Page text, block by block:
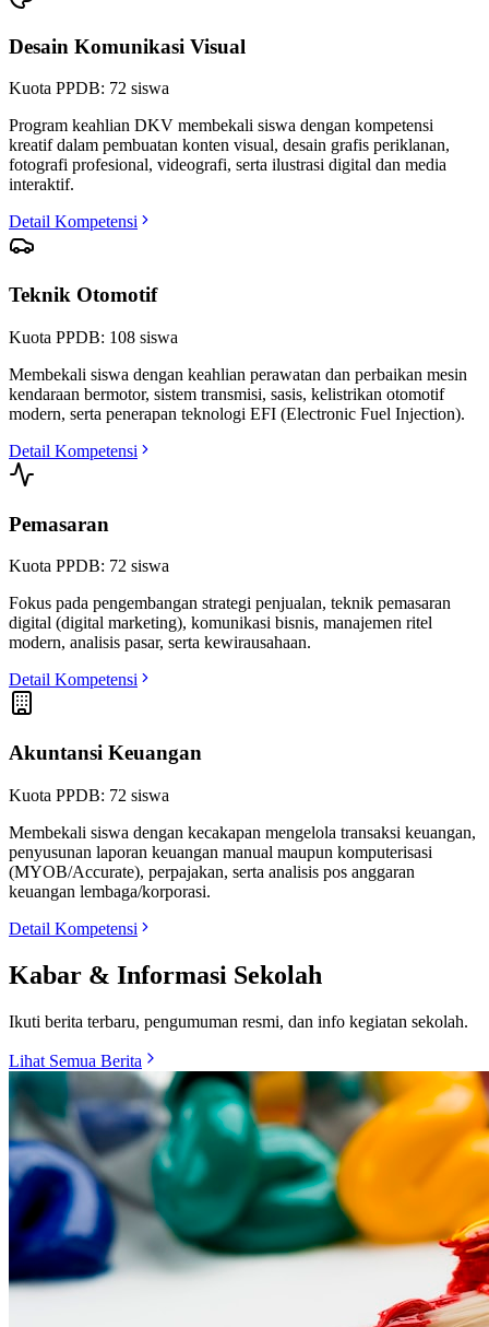
Desain Komunikasi Visual
Kuota PPDB: 72 siswa
Program keahlian DKV membekali siswa dengan kompetensi
kreatif dalam pembuatan konten visual, desain grafis periklanan,
fotografi profesional, videografi, serta ilustrasi digital dan media
interaktif.
Detail Kompetensi
Teknik Otomotif
Kuota PPDB: 108 siswa
Membekali siswa dengan keahlian perawatan dan perbaikan mesin
kendaraan bermotor, sistem transmisi, sasis, kelistrikan otomotif
modern, serta penerapan teknologi EFI (Electronic Fuel Injection).
Detail Kompetensi
Pemasaran
Kuota PPDB: 72 siswa
Fokus pada pengembangan strategi penjualan, teknik pemasaran
digital (digital marketing), komunikasi bisnis, manajemen ritel
modern, analisis pasar, serta kewirausahaan.
Detail Kompetensi
Akuntansi Keuangan
Kuota PPDB: 72 siswa
Membekali siswa dengan kecakapan mengelola transaksi keuangan,
penyusunan laporan keuangan manual maupun komputerisasi
(MYOB/Accurate), perpajakan, serta analisis pos anggaran
keuangan lembaga/korporasi.
Detail Kompetensi
Kabar & Informasi Sekolah
Ikuti berita terbaru, pengumuman resmi, dan info kegiatan sekolah.
Lihat Semua Berita